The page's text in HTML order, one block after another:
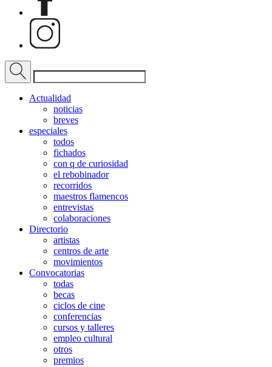
Actualidad
noticias
breves
especiales
todos
fichados
con q de curiosidad
el rebobinador
recorridos
maestros flamencos
entrevistas
colaboraciones
Directorio
artistas
centros de arte
movimientos
Convocatorias
todas
becas
ciclos de cine
conferencias
cursos y talleres
empleo cultural
otros
premios